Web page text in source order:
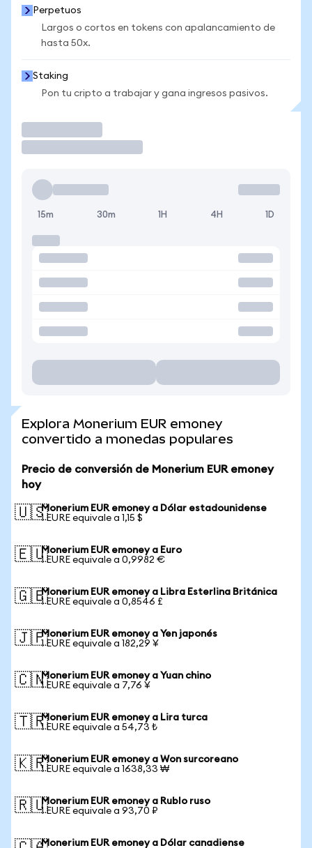
Perpetuos
Largos o cortos en tokens con apalancamiento de
hasta 50x.
Staking
Pon tu cripto a trabajar y gana ingresos pasivos.
15m 30m 1H 4H 1D
Explora Monerium EUR emoney
convertido a monedas populares
Precio de conversión de Monerium EUR emoney
hoy
🇺🇸Monerium EUR emoney a Dólar estadounidense
1 EURE equivale a 1,15 $
🇪🇺Monerium EUR emoney a Euro
1 EURE equivale a 0,9982 €
🇬🇧Monerium EUR emoney a Libra Esterlina Británica
1 EURE equivale a 0,8546 £
🇯🇵Monerium EUR emoney a Yen japonés
1 EURE equivale a 182,29 ¥
🇨🇳Monerium EUR emoney a Yuan chino
1 EURE equivale a 7,76 ¥
🇹🇷Monerium EUR emoney a Lira turca
1 EURE equivale a 54,73 ₺
🇰🇷Monerium EUR emoney a Won surcoreano
1 EURE equivale a 1638,33 ₩
🇷🇺Monerium EUR emoney a Rublo ruso
1 EURE equivale a 93,70 ₽
Monerium EUR emoney a Dólar canadiense